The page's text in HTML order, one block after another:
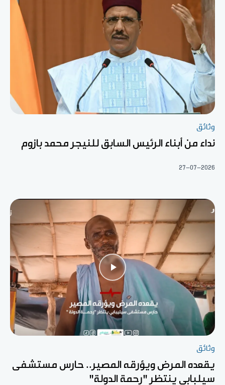
وثائق
نداء من أبناء الرئيس السابق للنيجر محمد بازوم
27-07-2026
وثائق
يقعده المرض ويؤرقه المصير.. حارس مستشفى
سيلبابي ينتظر "رحمة الدولة"